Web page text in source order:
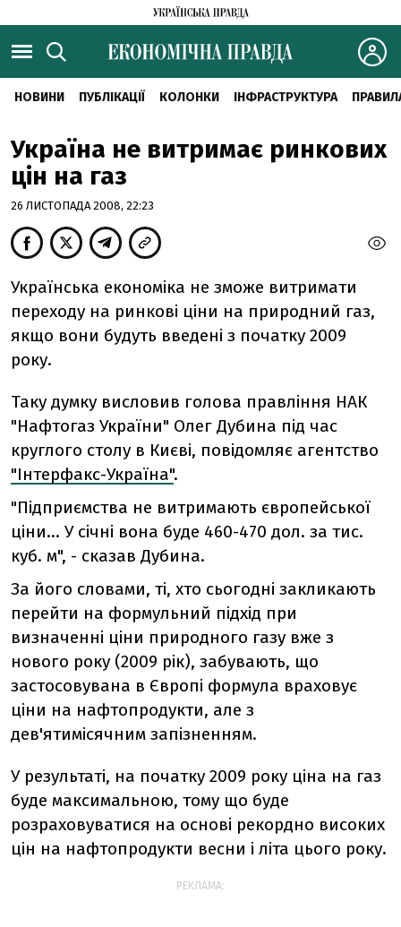
НОВИНИ ПУБЛІКАЦІЇ КОЛОНКИ ІНФРАСТРУКТУРА
Україна не витримає ринкових
цін на газ
26 ЛИСТОПАДА 2008, 22:23
Українська економіка не зможе витримати
переходу на ринкові ціни на природний газ,
якщо вони будуть введені з початку 2009
року.
Таку думку висловив голова правління НАК
"Нафтогаз України" Олег Дубина під час
круглого столу в Києві, повідомляє агентство
"Інтерфакс-Україна".
"Підприємства не витримають європейської
ціни... У січні вона буде 460-470 дол. за тис.
куб. м", - сказав Дубина.
За його словами, ті, хто сьогодні закликають
перейти на формульний підхід при
визначенні ціни природного газу вже з
нового року (2009 рік), забувають, що
застосовувана в Європі формула враховує
ціни на нафтопродукти, але з
дев'ятимісячним запізненням.
У результаті, на початку 2009 року ціна на газ
буде максимальною, тому що буде
розраховуватися на основі рекордно високих
цін на нафтопродукти весни і літа цього року.
РЕКЛАМА: